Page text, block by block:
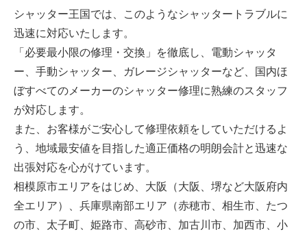
シャッター王国では、このようなシャッタートラブルに
迅速に対応いたします。
「必要最小限の修理・交換」を徹底し、電動シャッタ
ー、手動シャッター、ガレージシャッターなど、国内ほ
ぼすべてのメーカーのシャッター修理に熟練のスタッフ
が対応します。
また、お客様がご安心して修理依頼をしていただけるよ
う、地域最安値を目指した適正価格の明朗会計と迅速な
出張対応を心がけています。
相模原市エリアをはじめ、大阪（大阪、堺など大阪府内
全エリア）、兵庫県南部エリア（赤穂市、相生市、たつ
の市、太子町、姫路市、高砂市、加古川市、加西市、小